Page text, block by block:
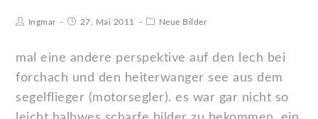
Ingmar 27. Mai 2011 Neue Bilder
mal eine andere perspektive auf den lech bei
forchach und den heiterwanger see aus dem
segelflieger (motorsegler). es war gar nicht so